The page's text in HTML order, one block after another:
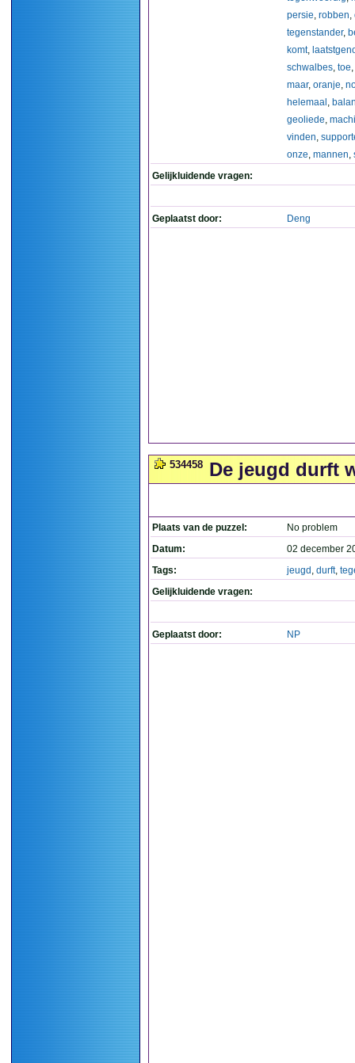
persie, robben,
tegenstander,
komt,
schwalbes, toe,
maar, oranje,
helemaal ,
geoliede,
vinden,
onze, mannen,
Gelijkluidende vragen:
Geplaatst door: Deng
534458 De jeugd durft
Plaats van de puzzel:
No problem
Datum:
02 december
Tags:
jeugd , durft,
Gelijkluidende vragen:
Geplaatst door: NP